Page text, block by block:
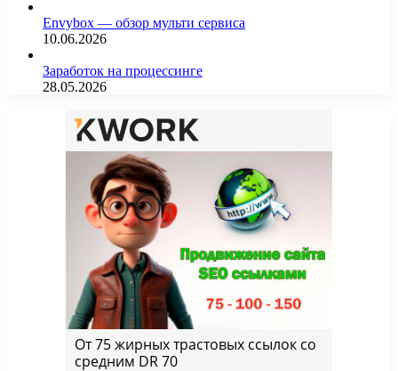
Envybox — обзор мульти сервиса
10.06.2026
Заработок на процессинге
28.05.2026